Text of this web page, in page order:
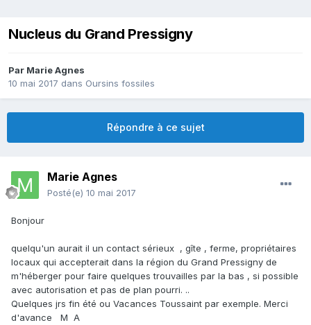
Nucleus du Grand Pressigny
Par Marie Agnes
10 mai 2017 dans Oursins fossiles
Répondre à ce sujet
Marie Agnes
Posté(e) 10 mai 2017
Bonjour
quelqu'un aurait il un contact sérieux , gîte , ferme, propriétaires
locaux qui accepterait dans la région du Grand Pressigny de
m'héberger pour faire quelques trouvailles par la bas , si possible
avec autorisation et pas de plan pourri. ..
Quelques jrs fin été ou Vacances Toussaint par exemple. Merci
d'avance M A